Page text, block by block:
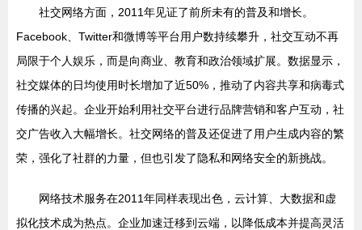
社交网络方面，2011年见证了前所未有的普及和增长。
Facebook、Twitter和微博等平台用户数持续攀升，社交互动不再
局限于个人娱乐，而是向商业、教育和政治领域扩展。数据显示，
社交媒体的日均使用时长增加了近50%，推动了内容共享和病毒式
传播的兴起。企业开始利用社交平台进行品牌营销和客户互动，社
交广告收入大幅增长。社交网络的普及还促进了用户生成内容的繁
荣，强化了社群的力量，但也引发了隐私和网络安全的新挑战。
网络技术服务在2011年同样表现出色，云计算、大数据和虚
拟化技术成为热点。企业加速迁移到云端，以降低成本并提高灵活